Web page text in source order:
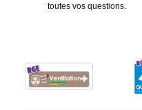
toutes vos questions.